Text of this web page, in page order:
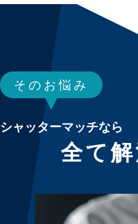
そのお悩み
シャッターマッチなら
全て